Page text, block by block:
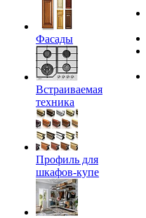
Фасады
Встраиваемая
техника
Профиль для
шкафов-купе